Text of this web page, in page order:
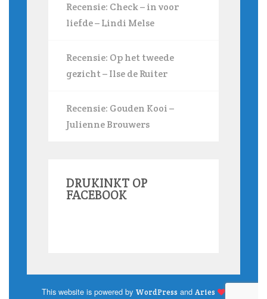
Recensie: Check – in voor
liefde – Lindi Melse
Recensie: Op het tweede
gezicht – Ilse de Ruiter
Recensie: Gouden Kooi –
Julienne Brouwers
DRUKINKT OP
FACEBOOK
This website is powered by WordPress and Aries